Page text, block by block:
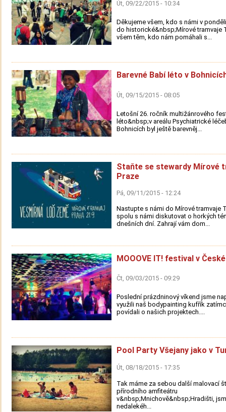
Út, 09/22/2015 - 10:34
Děkujeme všem, kdo s námi v
do historické&nbsp;Mírové tramvaje
všem těm, kdo nám pomáhali s...
Barevné Babí léto v
Út, 09/15/2015 - 08:05
Letošní 26. ročník multižánrového
léto&nbsp;v areálu Psychiatrické
Bohnicích byl ještě barevněj...
Staňte se stewardy Mírové
Praze
Pá, 09/11/2015 - 12:24
Nastupte s námi do Mírové tramvaje
spolu s námi diskutovat o horkých
dnešních dní. Zahrají vám dom...
MOOOVE IT! festival v
Čt, 09/03/2015 - 09:29
Poslední prázdninový víkend jsme
využili naš bodypainting kufřík
povídali o našich projektech....
Pool Party Všejany jako v
Út, 08/18/2015 - 17:35
Tak máme za sebou další malovací
přírodního amfiteátru
v&nbsp;Mnichově&nbsp;Hradišti,
nedalekéh...